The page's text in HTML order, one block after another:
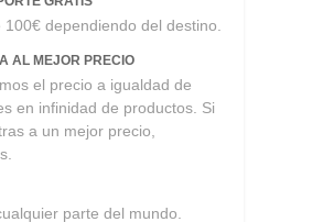
100€ dependiendo del destino.
AL MEJOR PRECIO
el precio a igualdad de
en infinidad de productos. Si
a un mejor precio,
parte del mundo.